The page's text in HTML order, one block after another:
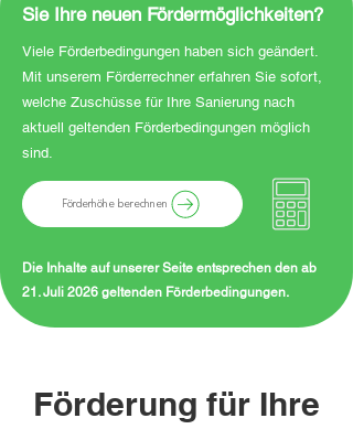
Sie Ihre neuen Fördermöglichkeiten?
Viele Förderbedingungen haben sich geändert.
Mit unserem Förderrechner erfahren Sie sofort,
welche Zuschüsse für Ihre Sanierung nach
aktuell geltenden Förderbedingungen möglich
sind.
Förderhöhe berechnen
Die Inhalte auf unserer Seite entsprechen den ab
21. Juli 2026 geltenden Förderbedingungen.
Förderung für Ihre